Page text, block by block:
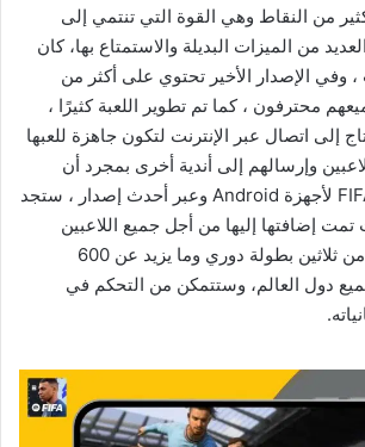
من النقاط وهي القوة التي تنتمي إلى
من الميزات البديلة والاستمتاع بها، كان
وفي الإصدار الأخير تحتوي على أكثر من
محترفون ، كما تم تطوير اللعبة كثيرًا ،
إلى اتصال عبر الإنترنت لتكون جاهزة للعبها
وإرسالهم إلى أندية أخرى بمجرد أن
تتصور تنزيل FIFA 2023 لأجهزة Android وعبر أحدث إصدار ، ستجد
تمت إضافتها إليها من أجل جميع اللاعبين
والأندية ، وهناك أكثر من ثلاثين بطولة دوري وما يزيد عن 600
دول العالم، وستتمكن من التحكم في